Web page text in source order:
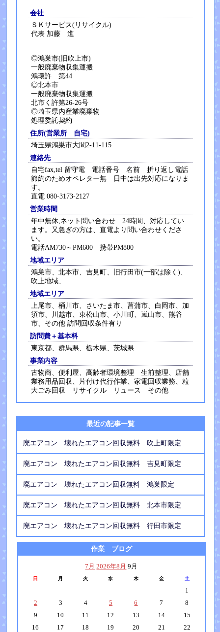
会社
ＳＫサービス(リサイクル)
代表 加藤 進
◎鴻巣市(旧吹上市)
一般廃棄物収集運搬
鴻環許 第44
◎北本市
一般廃棄物収集運搬
北市く許第26-26号
◎埼玉県内産業廃棄物
処理委託契約
住所(営業所 自宅)
埼玉県鴻巣市大間2-11-115
連絡先
自宅fax,tel 留守電 電話番号 名前 折り返し電話
節約のためオペレター無 日中は出先対応になりま
す。
直電 080-3173-2127
営業時間
年中無休,ネット問い合わせ 24時間、対応してい
ます。又急ぎの方は、直電より問い合わせくださ
い。
電話AM730～PM600 携帯PM800
地域エリア
鴻巣市、北本市、吉見町、旧行田市(一部は除く)、
吹上地域、
地域エリア
上尾市、桶川市、さいたま市、菖蒲市、白岡市、加
須市、川越市、東松山市、小川町、嵐山市、熊谷
市、その他 訪問回収条件有り
訪問費＋基本料
東京都、群馬県、栃木県、茨城県
事業内容
古物商、便利屋、高齢者環境整理 生前整理、店舗
業務用品回収、片付け代行作業、家電回収業務、粒
大ごみ回収 リサイクル リュース その他
最近の記事一覧
廃エアコン 壊れたエアコン回収無料 吹上町限定
廃エアコン 壊れたエアコン回収無料 吉見町限定
廃エアコン 壊れたエアコン回収無料 鴻巣限定
廃エアコン 壊れたエアコン回収無料 北本市限定
廃エアコン 壊れたエアコン回収無料 行田市限定
作業 ブログ
7月 2026年8月 9月
日 月 火 水 木 金 土
1
2
3 4 5 6 7
8
9
10 11 12 13 14
15
16
17 18 19 20 21
22